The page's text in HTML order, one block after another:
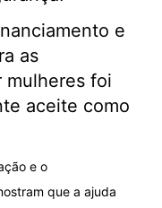
e
as
mulheres foi
aceite como
e o
que a ajuda